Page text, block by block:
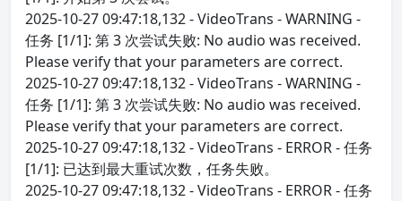
2025-10-27 09:47:18,132 - VideoTrans - WARNING -
任务 [1/1]: 第 3 次尝试失败: No audio was received.
Please verify that your parameters are correct.
2025-10-27 09:47:18,132 - VideoTrans - WARNING -
任务 [1/1]: 第 3 次尝试失败: No audio was received.
Please verify that your parameters are correct.
2025-10-27 09:47:18,132 - VideoTrans - ERROR - 任务
[1/1]: 已达到最大重试次数，任务失败。
2025-10-27 09:47:18,132 - VideoTrans - ERROR - 任务